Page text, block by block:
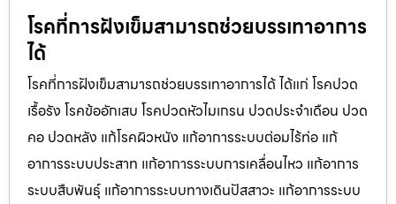
โรคที่การฝังเข็มสามารถช่วยบรรเทาอาการ
ได้
โรคที่การฝังเข็มสามารถช่วยบรรเทาอาการได้ ได้แก่ โรคปวด
เรื้อรัง โรคข้ออักเสบ โรคปวดหัวไมเกรน ปวดประจําเดือน ปวด
คอ ปวดหลัง แก้โรคผิวหนัง แก้อาการระบบต่อมไร้ท่อ แก้
อาการระบบประสาท แก้อาการระบบการเคลื่อนไหว แก้อาการ
ระบบสืบพันธุ์ แก้อาการระบบทางเดินปัสสาวะ แก้อาการระบบ